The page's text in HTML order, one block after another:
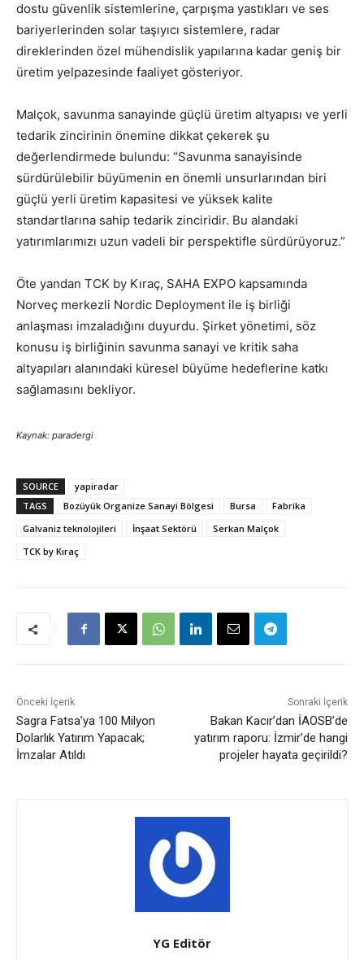
dostu güvenlik sistemlerine, çarpışma yastıkları ve ses
bariyerlerinden solar taşıyıcı sistemlere, radar
direklerinden özel mühendislik yapılarına kadar geniş bir
üretim yelpazesinde faaliyet gösteriyor.
Malçok, savunma sanayinde güçlü üretim altyapısı ve yerli
tedarik zincirinin önemine dikkat çekerek şu
değerlendirmede bulundu: “Savunma sanayisinde
sürdürülebilir büyümenin en önemli unsurlarından biri
güçlü yerli üretim kapasitesi ve yüksek kalite
standartlarına sahip tedarik zinciridir. Bu alandaki
yatırımlarımızı uzun vadeli bir perspektifle sürdürüyoruz.”
Öte yandan TCK by Kıraç, SAHA EXPO kapsamında
Norveç merkezli Nordic Deployment ile iş birliği
anlaşması imzaladığını duyurdu. Şirket yönetimi, söz
konusu iş birliğinin savunma sanayi ve kritik saha
altyapıları alanındaki küresel büyüme hedeflerine katkı
sağlamasını bekliyor.
Kaynak: paradergi
SOURCE
yapiradar
TAGS
Bozüyük Organize Sanayi Bölgesi Bursa
Fabrika
Galvaniz teknolojileri
İnşaat Sektörü
Serkan Malçok
TCK by Kıraç
Önceki İçerik
Sagra Fatsa’ya 100 Milyon
Dolarlık Yatırım Yapacak;
İmzalar Atıldı
Sonraki İçerik
Bakan Kacır’dan İAOSB’de
yatırım raporu: İzmir’de hangi
projeler hayata geçirildi?
YG Editör